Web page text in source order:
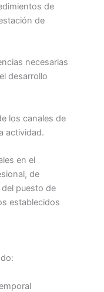
de
de
necesarias
desarrollo
los canales de
actividad.
en el
de
puesto de
establecidos